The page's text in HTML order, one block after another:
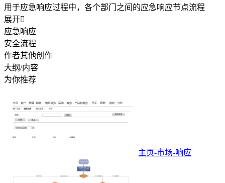
用于应急响应过程中，各个部门之间的应急响应节点流程
展开
应急响应
安全流程
作者其他创作
大纲/内容
为你推荐
主页-市场-响应